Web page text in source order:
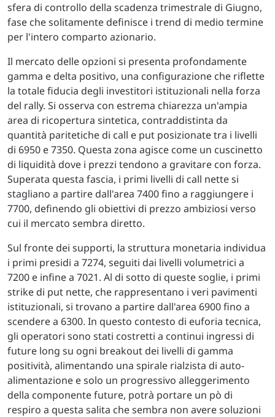
sfera di controllo della scadenza trimestrale di Giugno,
fase che solitamente definisce i trend di medio termine
per l'intero comparto azionario.
Il mercato delle opzioni si presenta profondamente
gamma e delta positivo, una configurazione che riflette
la totale fiducia degli investitori istituzionali nella forza
del rally. Si osserva con estrema chiarezza un'ampia
area di ricopertura sintetica, contraddistinta da
quantità paritetiche di call e put posizionate tra i livelli
di 6950 e 7350. Questa zona agisce come un cuscinetto
di liquidità dove i prezzi tendono a gravitare con forza.
Superata questa fascia, i primi livelli di call nette si
stagliano a partire dall'area 7400 fino a raggiungere i
7700, definendo gli obiettivi di prezzo ambiziosi verso
cui il mercato sembra diretto.
Sul fronte dei supporti, la struttura monetaria individua
i primi presidi a 7274, seguiti dai livelli volumetrici a
7200 e infine a 7021. Al di sotto di queste soglie, i primi
strike di put nette, che rappresentano i veri pavimenti
istituzionali, si trovano a partire dall'area 6900 fino a
scendere a 6300. In questo contesto di euforia tecnica,
gli operatori sono stati costretti a continui ingressi di
future long su ogni breakout dei livelli di gamma
positività, alimentando una spirale rialzista di auto-
alimentazione e solo un progressivo alleggerimento
della componente future, potrà portare un pò di
respiro a questa salita che sembra non avere soluzioni